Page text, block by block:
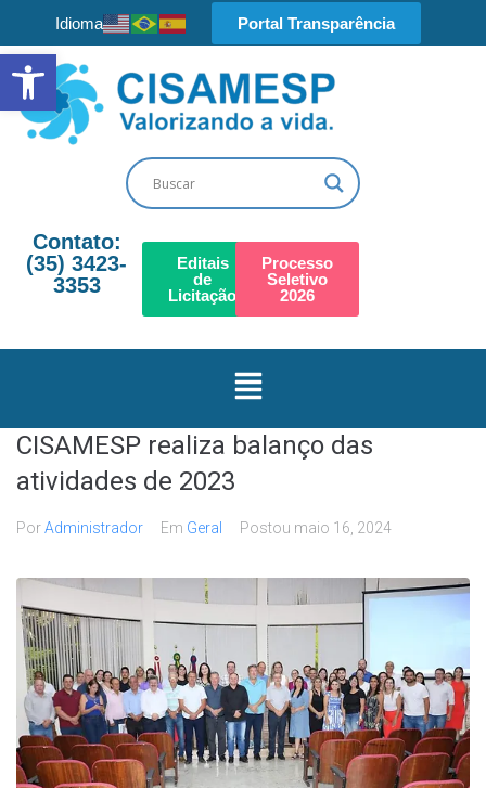
Barra de Ferramentas Aberta
Idioma Portal Transparência
Contato:
(35) 3423-
3353​
Editais
de
Licitação
Processo
Seletivo
2026
CISAMESP realiza balanço das
atividades de 2023
PorAdministrador Em Geral Postou maio 16, 2024